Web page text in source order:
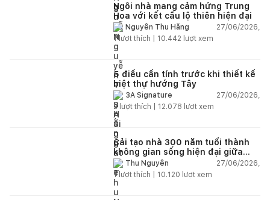
Ngôi nhà mang cảm hứng Trung
Hoa với kết cấu lộ thiên hiện đại
Nguyễn Thu Hằng
27/06/2026,
1lượt thích | 10.442 lượt xem
5 điều cần tính trước khi thiết kế
biệt thự hướng Tây
3A Signature
27/06/2026,
2lượt thích | 12.078 lượt xem
Cải tạo nhà 300 năm tuổi thành
không gian sống hiện đại giữa
thiên nhiên
Thu Nguyễn
27/06/2026,
1lượt thích | 10.120 lượt xem